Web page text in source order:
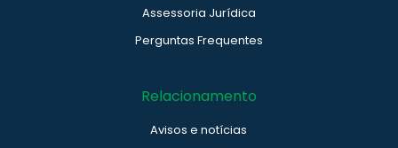
Assessoria Jurídica
Perguntas Frequentes
Relacionamento
Avisos e notícias